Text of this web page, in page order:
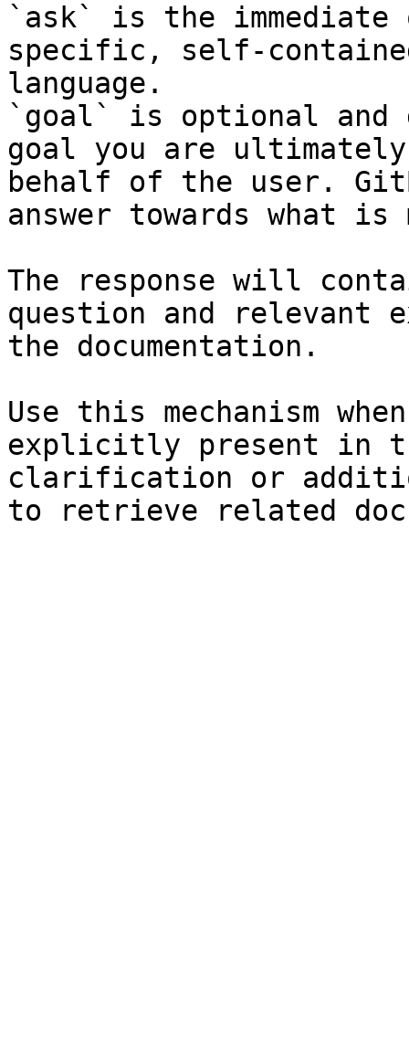
`ask` is the
specific, self-
language.
`goal` is optional and
goal you are
behalf of the user.
answer towards what
The response will
question and relevant
the documentation.
Use this mechanism
explicitly present in
clarification or